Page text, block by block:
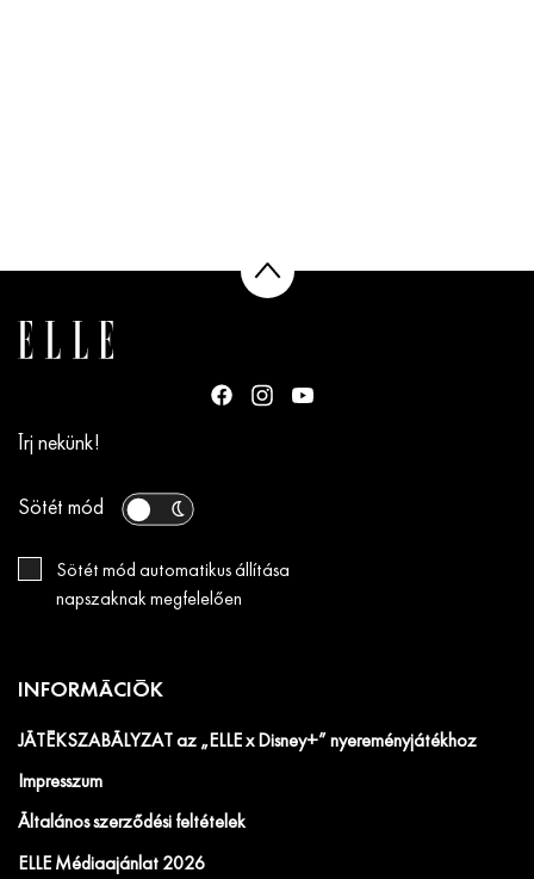
Írj nekünk!
Sötét mód
Sötét mód automatikus állítása
napszaknak megfelelően
INFORMÁCIÓK
JÁTÉKSZABÁLYZAT az „ELLE x Disney+” nyereményjátékhoz
Impresszum
Általános szerződési feltételek
ELLE Médiaajánlat 2026